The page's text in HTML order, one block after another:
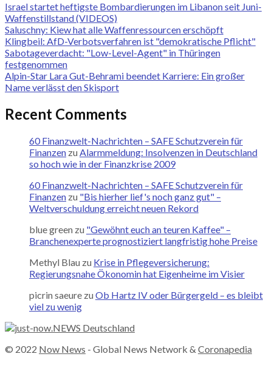
Israel startet heftigste Bombardierungen im Libanon seit Juni-
Waffenstillstand (VIDEOS)
Saluschny: Kiew hat alle Waffenressourcen erschöpft
Klingbeil: AfD-Verbotsverfahren ist "demokratische Pflicht"
Sabotageverdacht: "Low-Level-Agent" in Thüringen
festgenommen
Alpin-Star Lara Gut-Behrami beendet Karriere: Ein großer
Name verlässt den Skisport
Recent Comments
60 Finanzwelt-Nachrichten – SAFE Schutzverein für
Finanzen zu Alarmmeldung: Insolvenzen in Deutschland
so hoch wie in der Finanzkrise 2009
60 Finanzwelt-Nachrichten – SAFE Schutzverein für
Finanzen zu "Bis hierher lief's noch ganz gut" –
Weltverschuldung erreicht neuen Rekord
blue green zu "Gewöhnt euch an teuren Kaffee" –
Branchenexperte prognostiziert langfristig hohe Preise
Methyl Blau zu Krise in Pflegeversicherung:
Regierungsnahe Ökonomin hat Eigenheime im Visier
picrin saeure zu Ob Hartz IV oder Bürgergeld – es bleibt
viel zu wenig
© 2022 Now News - Global News Network & Coronapedia